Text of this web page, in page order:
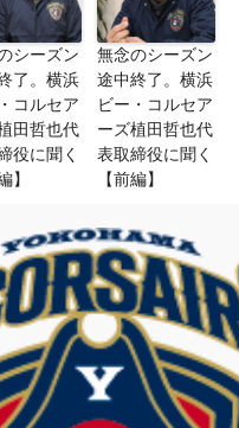
シーズン
了。横浜
コルセア
田哲也代
役に聞く
】
無念のシーズン
途中終了。横浜
ビー・コルセア
ーズ植田哲也代
表取締役に聞く
【前編】